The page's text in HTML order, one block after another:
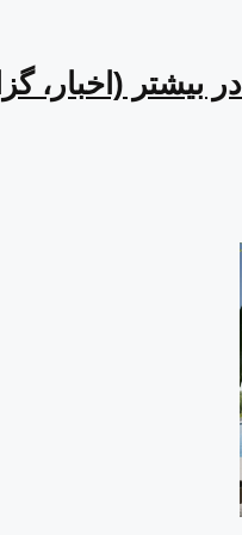
بیشتر (اخبار،